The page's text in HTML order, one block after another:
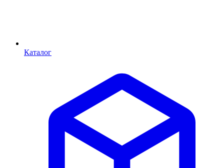
Каталог